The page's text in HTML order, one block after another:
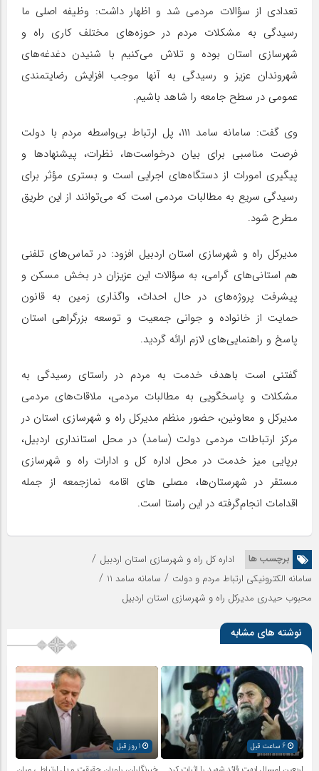
تعدادی از سؤالات مردمی شد و اظهار داشت: وظیفه اصلی ما
رسیدگی به مشکلات مردم در حوزه‌های مختلف کاری راه و
شهرسازی استان بوده و تلاش می‌کنیم با شنیدن دغدغه‌های
شهروندان عزیز و رسیدگی به آنها موجب افزایش رضایتمندی
عمومی در سطح جامعه را شاهد باشیم.
وی گفت: سامانه سامد ۱۱۱، پل ارتباط بی‌واسطه مردم با دولت
فرصت مناسبی برای بیان درخواست‌ها، نظرات، پیشنهادها و
پیگیری امورات از دستگاه‌های اجرایی است و بستری مؤثر برای
رسیدگی سریع به مطالبات مردمی است که می‌توانند از این طریق
مطرح شود.
مدیرکل راه و شهرسازی استان اردبیل افزود: در تماس‌های تلفنی
هم استانی‌های گرامی، به سؤالات این عزیزان در بخش مسکن و
پیشرفت پروژه‌های در حال احداث، واگذاری زمین به قانون
حمایت از خانواده و جوانی جمعیت و توسعه بزرگراهی استان
پاسخ و راهنمایی‌های لازم ارائه گردید.
گفتنی است باهدف خدمت به مردم در راستای رسیدگی به
مشکلات و پاسخگویی به مطالبات مردمی، ملاقات‌های مردمی
مدیرکل و معاونین، حضور منظم مدیرکل راه و شهرسازی استان در
مرکز ارتباطات مردمی دولت (سامد) در محل استانداری اردبیل،
برپایی میز خدمت در محل اداره کل و ادارات راه و شهرسازی
مستقر در شهرستان‌ها، مصلی های اقامه نمازجمعه از جمله
اقدامات انجام‌گرفته در این راستا است.
برچسب ها اداره کل راه و شهرسازی استان اردبیل /
سامانه الکترونیکی ارتباط مردم و دولت / سامانه سامد 11 /
محبوب حیدری مدیرکل راه و شهرسازی استان اردبیل
نوشته های مشابه
6 ساعت قبل